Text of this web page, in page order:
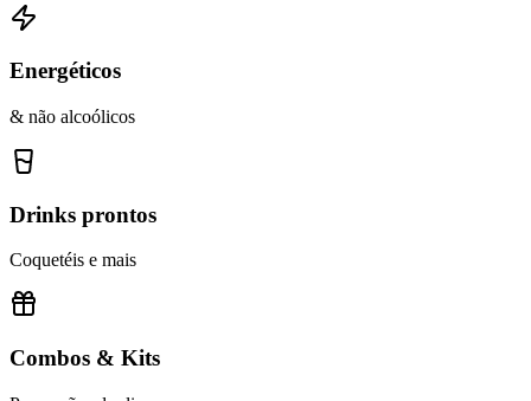
Energéticos
& não alcoólicos
Drinks prontos
Coquetéis e mais
Combos & Kits